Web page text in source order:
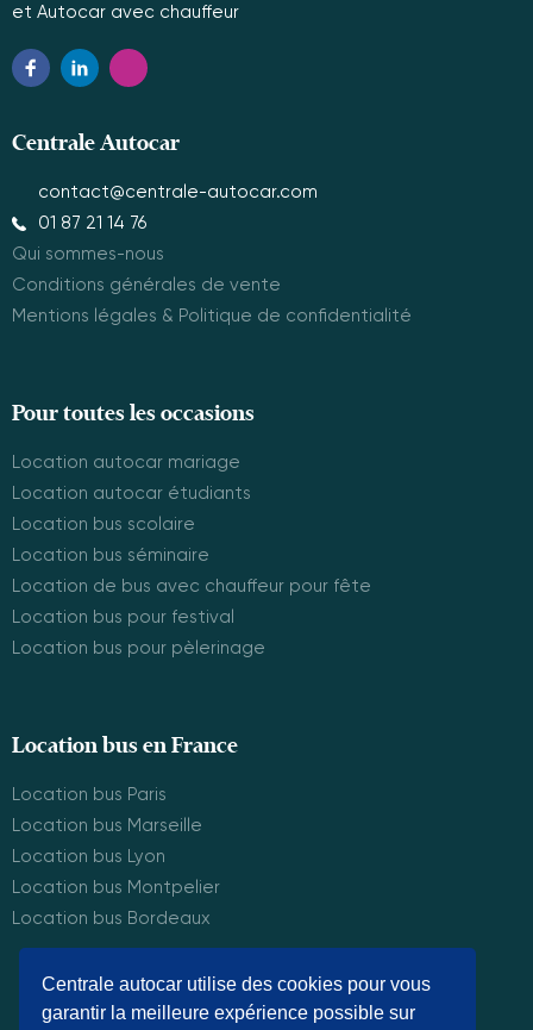
Centrale autocar utilise des cookies pour vous
garantir la meilleure expérience possible sur
et Autocar avec chauffeur
Centrale Autocar
contact@centrale-autocar.com
01 87 21 14 76
Qui sommes-nous
Conditions générales de vente
Mentions légales & Politique de confidentialité
Pour toutes les occasions
Location autocar mariage
Location autocar étudiants
Location bus scolaire
Location bus séminaire
Location de bus avec chauffeur pour fête
Location bus pour festival
Location bus pour pèlerinage
Location bus en France
Location bus Paris
Location bus Marseille
Location bus Lyon
Location bus Montpelier
Location bus Bordeaux
© Centrale Autocar 2025. Tous droits réservés.